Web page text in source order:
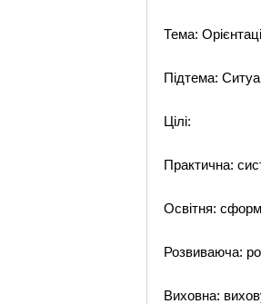
Тема:
Підтема:
Цілі:
Практична:
Освітня:
Розвиваюча:
Виховна: